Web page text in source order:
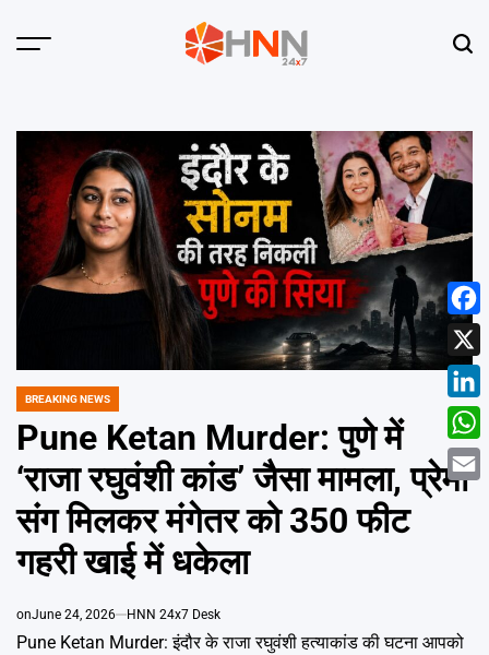
Menu
POSTED
BREAKING NEWS
Pune Ketan Murder: पुणे में
‘राजा रघुवंशी कांड’ जैसा मामला, प्रेमी
संग मिलकर मंगेतर को 350 फीट
गहरी खाई में धकेला
onJune 24, 2026 HNN 24x7 Desk
Pune Ketan Murder: इंदौर के राजा रघुवंशी हत्याकांड की घटना आपको
X